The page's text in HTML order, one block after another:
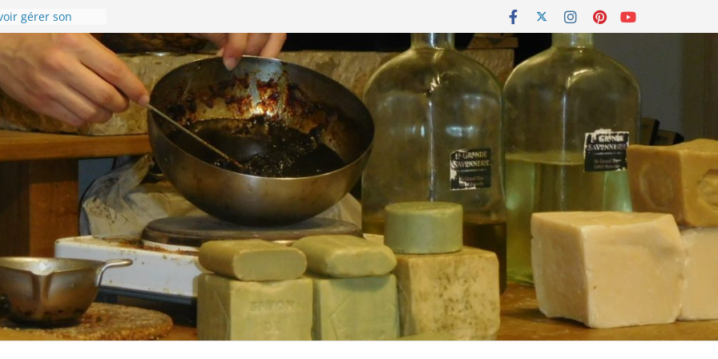
gérer son
!
en images !
Compostelle –
du 8 au
sur la Via
l’accueil de
de
souhaite une